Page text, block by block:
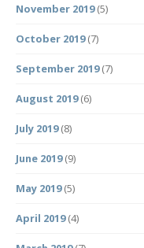
November 2019(5)
October 2019(7)
September 2019(7)
August 2019(6)
July 2019(8)
June 2019(9)
May 2019(5)
April 2019(4)